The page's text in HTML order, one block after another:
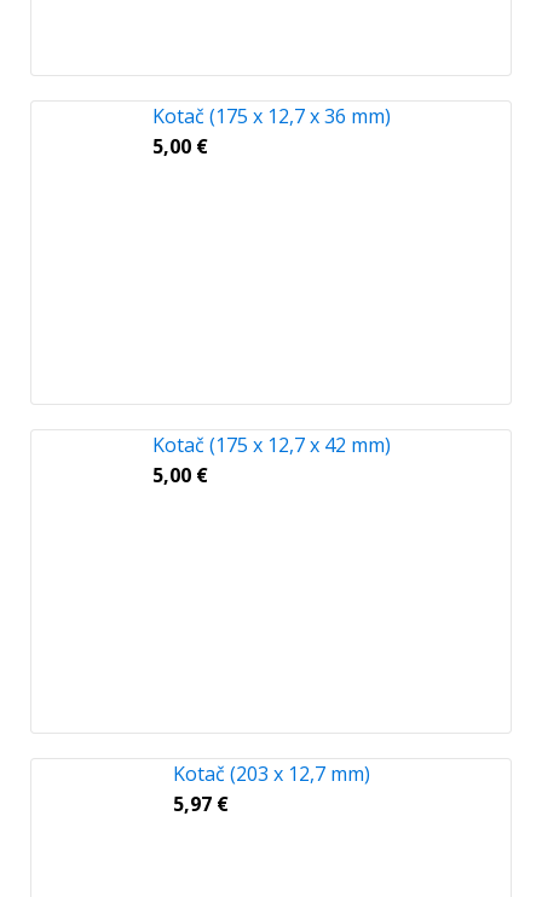
Kotač (175 x 12,7 x 36 mm)
5,00 €
Kotač (175 x 12,7 x 42 mm)
5,00 €
Kotač (203 x 12,7 mm)
5,97 €